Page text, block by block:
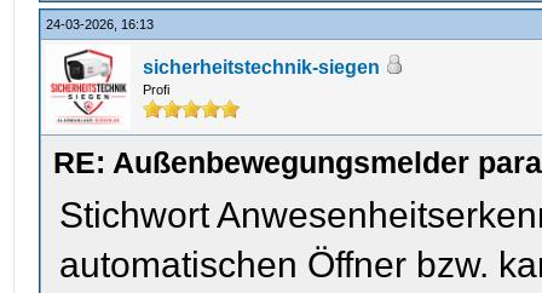
24-03-2026, 16:13
sicherheitstechnik-siegen
Profi
RE: Außenbewegungsmelder
Stichwort
automatischen Öffner bzw.